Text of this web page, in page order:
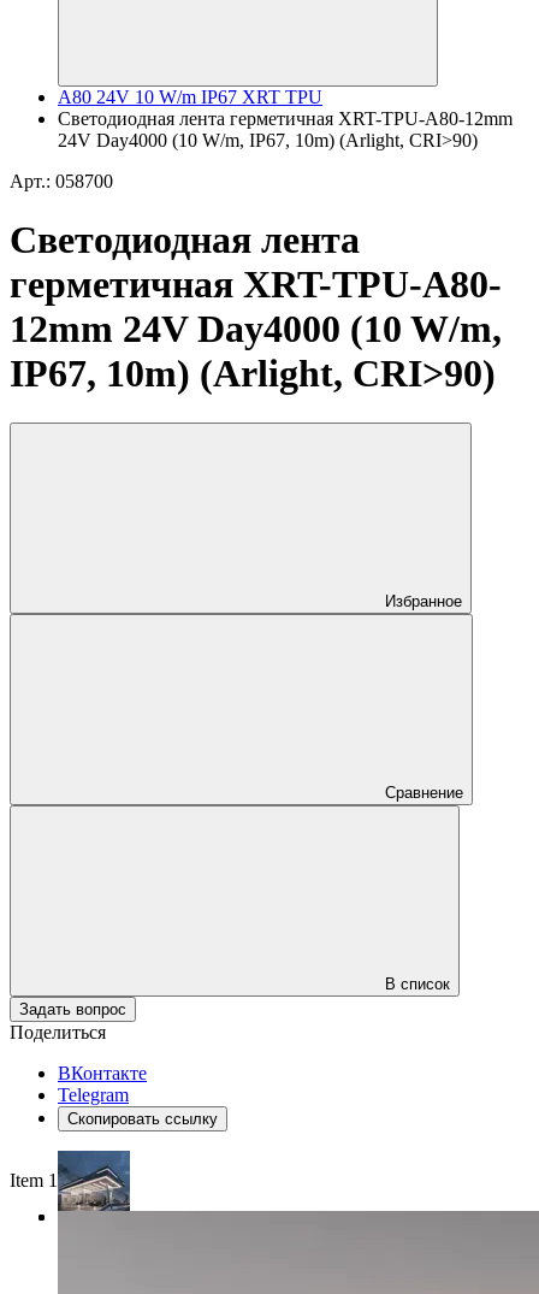
A80 24V 10 W/m IP67 XRT TPU
Светодиодная лента герметичная XRT-TPU-A80-12mm
24V Day4000 (10 W/m, IP67, 10m) (Arlight, CRI>90)
Арт.: 058700
Светодиодная лента
герметичная XRT-TPU-A80-
12mm 24V Day4000 (10 W/m,
IP67, 10m) (Arlight, CRI>90)
Избранное
Сравнение
В список
Задать вопрос
Поделиться
ВКонтакте
Telegram
Скопировать ссылку
Item 1 of 3